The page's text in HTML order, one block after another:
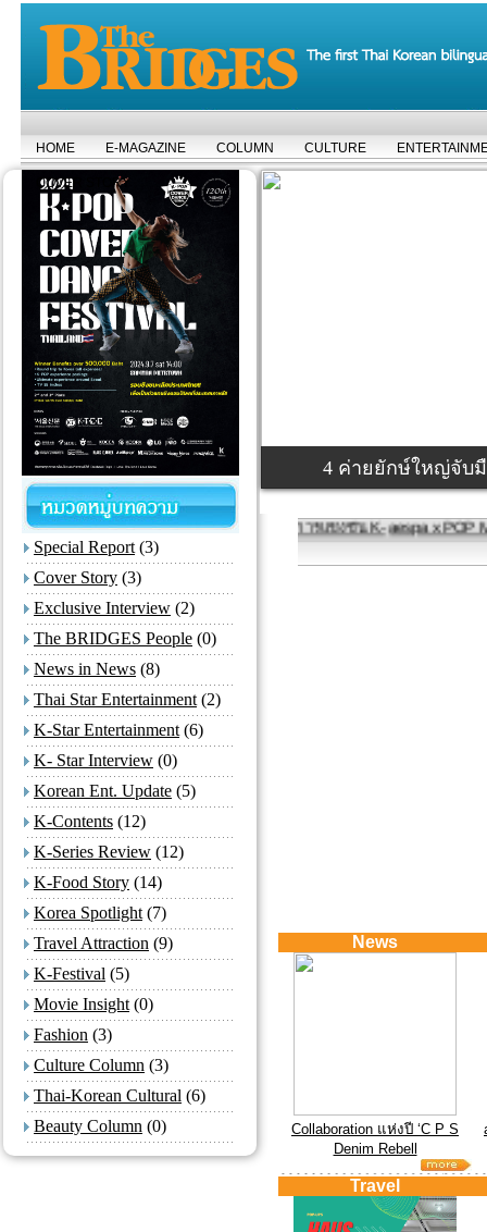
HOME E-MAGAZINE COLUMN CULTURE
COVER STORY
Special Report (3)
Cover Story (3)
Exclusive Interview (2)
The BRIDGES People (0)
News in News (8)
Thai Star Entertainment (2)
K-Star Entertainment (6)
K- Star Interview (0)
Korean Ent. Update (5)
K-Contents (12)
K-Series Review (12)
K-Food Story (14)
Korea Spotlight (7)
Travel Attraction (9)
K-Festival (5)
Movie Insight (0)
Fashion (3)
Culture Column (3)
Thai-Korean Cultural (6)
Beauty Column (0)
4 ค่ายยักษ์ใหญ่จับ
กลับมาอีกครั้งกับการแข่งขัน K- aespa x POP MART
News
Collaboration แห่งปี ‘C P S
Denim Rebell
Travel